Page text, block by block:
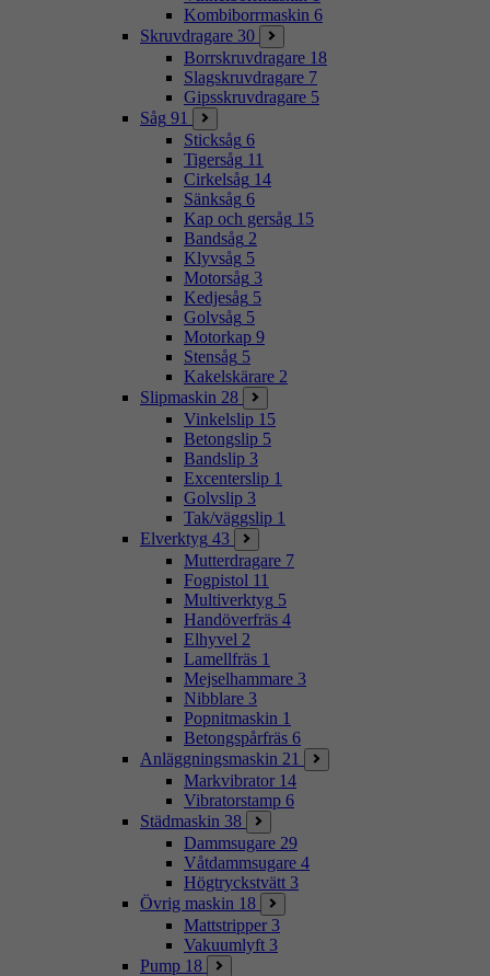
Kombiborrmaskin 6
Skruvdragare 30
Borrskruvdragare 18
Slagskruvdragare 7
Gipsskruvdragare 5
Såg 91
Sticksåg 6
Tigersåg 11
Cirkelsåg 14
Sänksåg 6
Kap och gersåg 15
Bandsåg 2
Klyvsåg 5
Motorsåg 3
Kedjesåg 5
Golvsåg 5
Motorkap 9
Stensåg 5
Kakelskärare 2
Slipmaskin 28
Vinkelslip 15
Betongslip 5
Bandslip 3
Excenterslip 1
Golvslip 3
Tak/väggslip 1
Elverktyg 43
Mutterdragare 7
Fogpistol 11
Multiverktyg 5
Handöverfräs 4
Elhyvel 2
Lamellfräs 1
Mejselhammare 3
Nibblare 3
Popnitmaskin 1
Betongspårfräs 6
Anläggningsmaskin 21
Markvibrator 14
Vibratorstamp 6
Städmaskin 38
Dammsugare 29
Våtdammsugare 4
Högtryckstvätt 3
Övrig maskin 18
Mattstripper 3
Vakuumlyft 3
Pump 18